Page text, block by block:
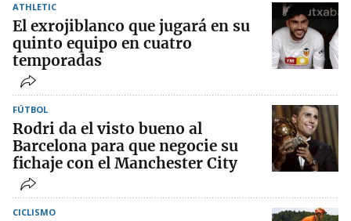
ATHLETIC
El exrojiblanco que jugará en su
quinto equipo en cuatro
temporadas
FÚTBOL
Rodri da el visto bueno al
Barcelona para que negocie su
fichaje con el Manchester City
CICLISMO